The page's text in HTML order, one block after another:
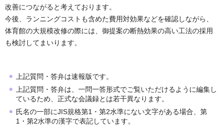
改善につながると考えております。
今後、ランニングコストも含めた費用対効果などを確認しながら、
体育館の大規模改修の際には、御提案の断熱効果の高い工法の採用
も検討してまいります。
上記質問・答弁は速報版です。
上記質問・答弁は、一問一答形式でご覧いただけるように編集し
ているため、正式な会議録とは若干異なります。
氏名の一部にJIS規格第1・第2水準にない文字がある場合、第
1・第2水準の漢字で表記しています。